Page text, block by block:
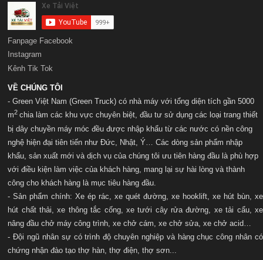
Fanpage Facebook
Instagram
Kênh Tik Tok
VỀ CHÚNG TÔI
- Green Việt Nam (Green Truck) có nhà máy với tổng diện tích gần 5000
m2 chia làm các khu vực chuyên biệt, đầu tư sử dụng các loại trang thiết
bị dây chuyền máy móc đều được nhập khẩu từ các nước có nền công
nghệ hiện đại tiên tiến như Đức, Nhật, Ý… Các dòng sản phẩm nhập
khẩu, sản xuất mới và dịch vụ của chúng tôi ưu tiên hàng đầu là phù hợp
với điều kiện làm việc của khách hàng, mang lại sự hài lòng và thành
công cho khách hàng là mục tiêu hàng đầu.
- Sản phẩm chính: Xe ép rác, xe quét đường, xe hooklift, xe hút bùn, xe
hút chất thải, xe thông tắc cống, xe tưới cây rửa đường, xe tải cẩu, xe
nâng đầu chở máy công trình, xe chở cám, xe chở sửa, xe chở acid…
- Đội ngũ nhân sự có trình độ chuyên nghiệp và hàng chục công nhân có
chứng nhận đào tạo thợ hàn, thợ điện, thợ sơn...